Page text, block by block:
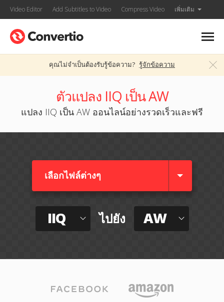
Video Editor Add Subtitles to Video Compress Video เพิ่มเติม
คุณไม่จำเป็นต้องรับรู้ข้อความ? รู้จักข้อความ
ตัวแปลง IIQ เป็น AW
แปลง IIQ เป็น AW ออนไลน์อย่างรวดเร็วและฟรี
เลือกไฟล์ต่างๆ​
IIQ ไปยัง AW